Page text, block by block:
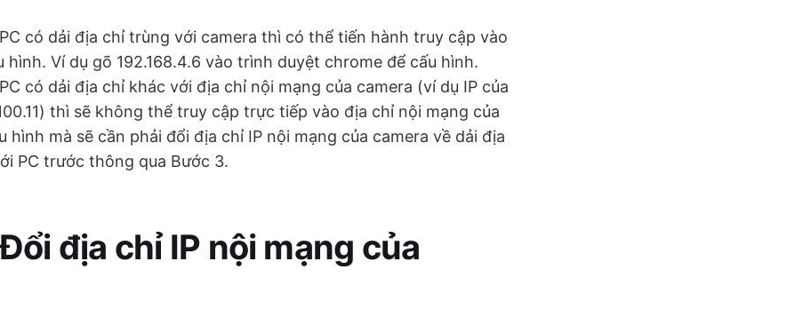
có dải địa chỉ trùng với camera thì có thể tiến hành truy cập vào
hình. Ví dụ gõ 192.168.4.6 vào trình duyệt chrome để cấu hình.
có dải địa chỉ khác với địa chỉ nội mạng của camera (ví dụ IP của
thì sẽ không thể truy cập trực tiếp vào địa chỉ nội mạng của
hình mà sẽ cần phải đổi địa chỉ IP nội mạng của camera về dải địa
PC trước thông qua Bước 3.
địa chỉ IP nội mạng của